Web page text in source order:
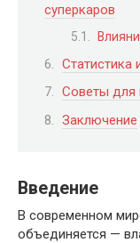
суперкаров
Статистика
Советы для
Заключение
Введение
В современном
объединяется —